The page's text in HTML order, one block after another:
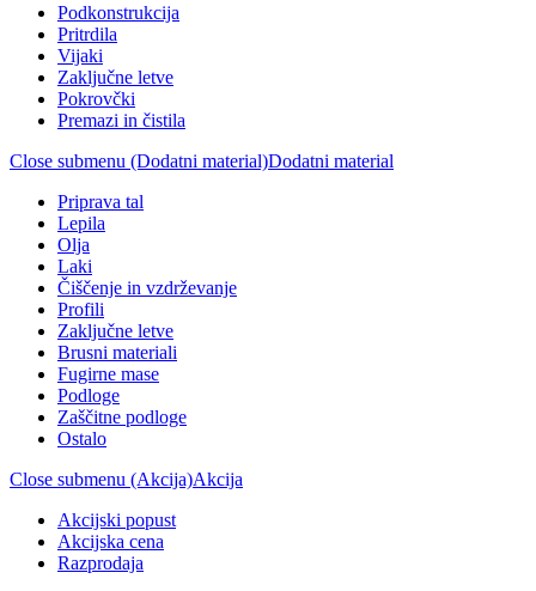
Podkonstrukcija
Pritrdila
Vijaki
Zaključne letve
Pokrovčki
Premazi in čistila
Close submenu (Dodatni material)Dodatni material
Priprava tal
Lepila
Olja
Laki
Čiščenje in vzdrževanje
Profili
Zaključne letve
Brusni materiali
Fugirne mase
Podloge
Zaščitne podloge
Ostalo
Close submenu (Akcija)Akcija
Akcijski popust
Akcijska cena
Razprodaja